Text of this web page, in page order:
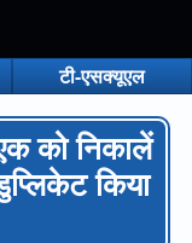
टी-एसक्यूएल
को निकालें
किया